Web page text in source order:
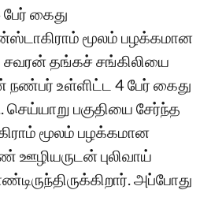
கைது
மூலம் பழக்கமான
தங்கச் சங்கிலியை
உள்ளிட்ட 4 பேர் கைது
பகுதியை சேர்ந்த
மூலம் பழக்கமான
ஊழியருடன் புலிவாய்
அப்போது